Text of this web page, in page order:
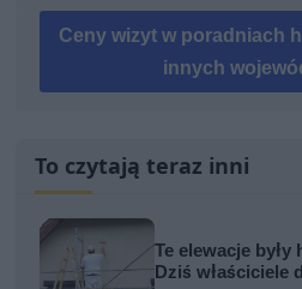
Ceny wizyt w poradniach
innych
To czytają teraz inni
Te elewacje były
Dziś właściciele